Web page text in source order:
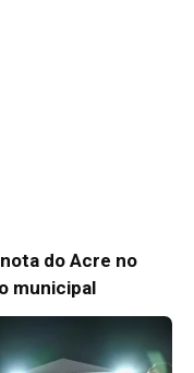
do Acre no
municipal